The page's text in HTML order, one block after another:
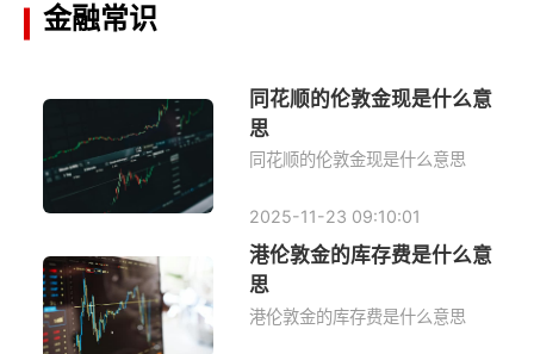
金融常识
同花顺的伦敦金现是什么意
思
同花顺的伦敦金现是什么意思
2025-11-23 09:10:01
港伦敦金的库存费是什么意
思
港伦敦金的库存费是什么意思